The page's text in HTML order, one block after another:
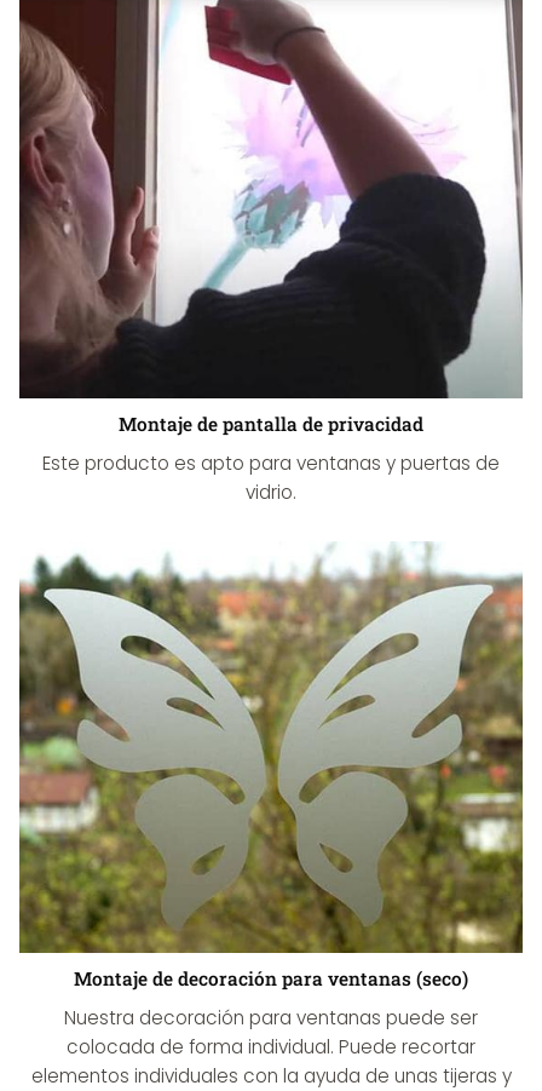
Montaje de pantalla de privacidad
Este producto es apto para ventanas y puertas de
vidrio.
Montaje de decoración para ventanas (seco)
Nuestra decoración para ventanas puede ser
colocada de forma individual. Puede recortar
elementos individuales con la ayuda de unas tijeras y